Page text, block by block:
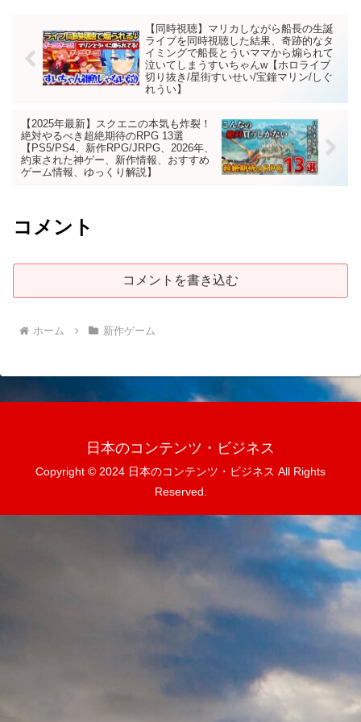
【同時視聴】マリカしながら船長の生誕
ライブを同時視聴した結果、奇跡的なタ
イミングで船長とういママから煽られて
泣いてしまうすいちゃんw【ホロライブ
切り抜き/星街すいせい/宝鐘マリン/しぐ
れうい】
【2025年最新】スクエニの本気も炸裂！
絶対やるべき超絶期待のRPG 13選
【PS5/PS4、新作RPG/JRPG、2026年、
約束された神ゲー、新作情報、おすすめ
ゲーム情報、ゆっくり解説】
コメント
コメントを書き込む
ホーム 新作ゲーム
日本のコンテンツ・ビジネス
Copyright © 2024 日本のコンテンツ・ビジネス All Rights
Reserved.